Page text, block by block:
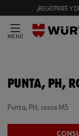
¡REGÍSTRATE Y
MENÚ
PUNTA, PH,
Punta, PH, rosca M5